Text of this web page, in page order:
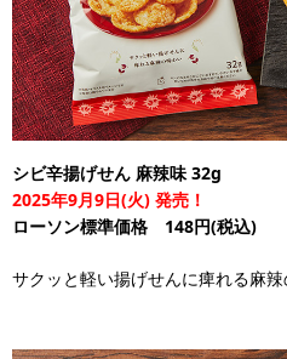
シビ辛揚げせん 麻辣味 32g
2025年9月9日(火) 発売！
ローソン標準価格 148円(税込)
サクッと軽い揚げせんに痺れる麻辣